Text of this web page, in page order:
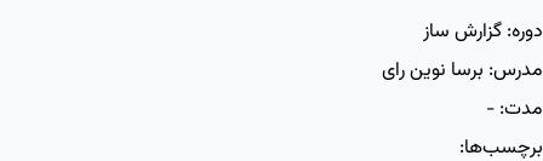
دوره: گزارش ساز
مدرس: برسا نوین رای
مدت: -
برچسب‌ها: